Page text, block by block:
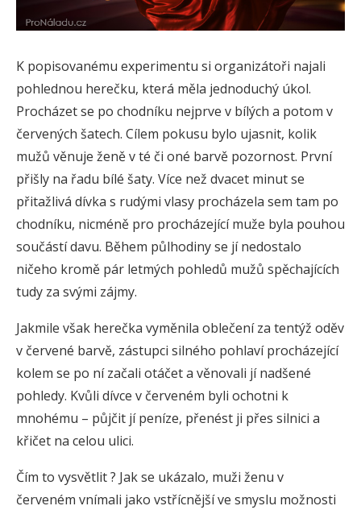
K popisovanému experimentu si organizátoři najali
pohlednou herečku, která měla jednoduchý úkol.
Procházet se po chodníku nejprve v bílých a potom v
červených šatech. Cílem pokusu bylo ujasnit, kolik
mužů věnuje ženě v té či oné barvě pozornost. První
přišly na řadu bílé šaty. Více než dvacet minut se
přitažlivá dívka s rudými vlasy procházela sem tam po
chodníku, nicméně pro procházející muže byla pouhou
součástí davu. Během půlhodiny se jí nedostalo
ničeho kromě pár letmých pohledů mužů spěchajících
tudy za svými zájmy.
Jakmile však herečka vyměnila oblečení za tentýž oděv
v červené barvě, zástupci silného pohlaví procházející
kolem se po ní začali otáčet a věnovali jí nadšené
pohledy. Kvůli dívce v červeném byli ochotni k
mnohému – půjčit jí peníze, přenést ji přes silnici a
křičet na celou ulici.
Čím to vysvětlit ? Jak se ukázalo, muži ženu v
červeném vnímali jako vstřícnější ve smyslu možnosti